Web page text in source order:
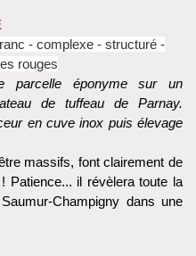
- complexe - structuré -
rouges
parcelle éponyme sur un
de tuffeau de Parnay.
en cuve inox puis élevage
massifs, font clairement de
Patience... il révèlera toute la
Champigny dans une